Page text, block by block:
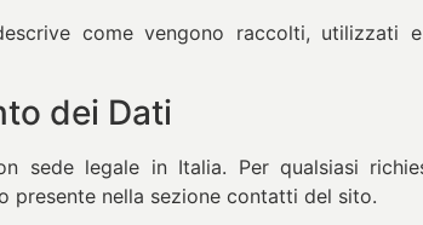
come vengono raccolti,
dei Dati
sede legale in Italia. Per qualsiasi
presente nella sezione contatti del sito.